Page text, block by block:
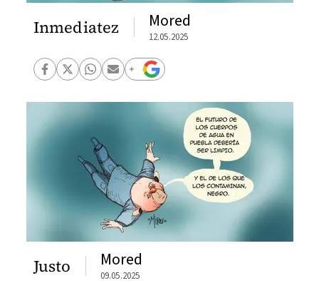
Inmediatez Mored
12.05.2025
Justo Mored
09.05.2025